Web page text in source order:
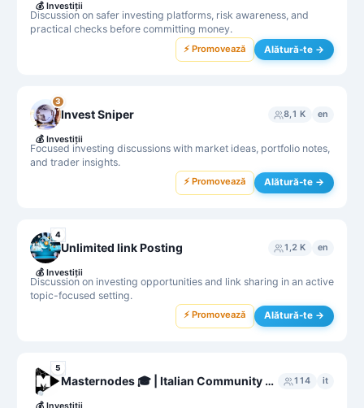
Discussion on safer investing platforms, risk awareness, and
practical checks before committing money.
💰 Investiții
⚡ Promovează Alătură-te →
3
Invest Sniper 8,1 K en
Focused investing discussions with market ideas, portfolio notes,
and trader insights.
💰 Investiții
⚡ Promovează Alătură-te →
4
Unlimited link Posting 1,2 K en
Discussion on investing opportunities and link sharing in an active
topic-focused setting.
💰 Investiții
⚡ Promovează Alătură-te →
5
Masternodes 🎓 | Italian Community 🇮🇹 114 it
💰 Investiții